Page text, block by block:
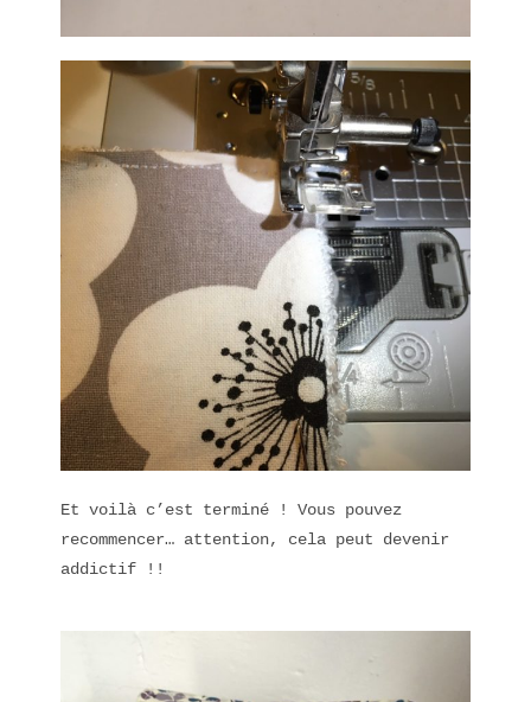
Et voilà c’est terminé ! Vous pouvez
recommencer… attention, cela peut devenir
addictif !!